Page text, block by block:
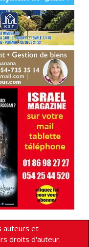
auteurs et
droits d'auteur.